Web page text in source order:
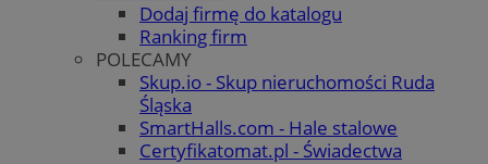
Dodaj firmę do katalogu
Ranking firm
POLECAMY
Skup.io - Skup nieruchomości Ruda
Śląska
SmartHalls.com - Hale stalowe
Certyfikatomat.pl - Świadectwa